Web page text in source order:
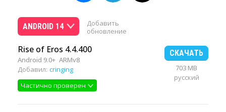
ANDROID 14
Добавить
обновление
Rise of Eros 4.4.400
Android 9.0+ ARMv8
Добавил: cringing
Частично проверен
СКАЧАТЬ
703 MB
русский